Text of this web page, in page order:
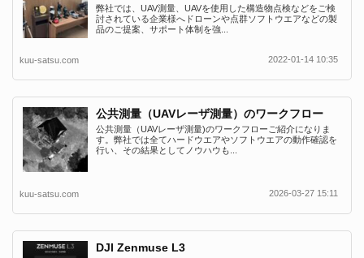
弊社では、UAV測量、UAVを使用した構造物点検などをご検
討されている企業様へドローンや点群ソフトウエアなどの製
品のご提案、サポート体制を強...
kuu-satsu.com 2022-01-14 10:35
公共測量（UAVレーザ測量）のワークフロー
公共測量（UAVレーザ測量)のワークフローご紹介になりま
す。弊社では全てハードウエアやソフトウエアの動作確認を
行い、その結果としてノウハウも...
kuu-satsu.com 2026-03-27 15:11
DJI Zenmuse L3